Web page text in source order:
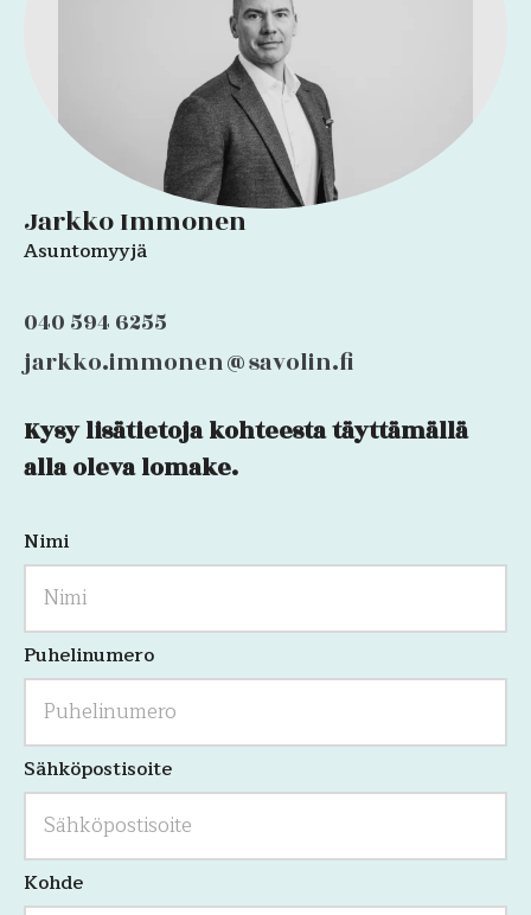
Jarkko Immonen
Asuntomyyjä
040 594 6255
jarkko.immonen@savolin.fi
Comments
Kenttä
on
validointitarkoituksiin
tulee
jättää
koskemattomaksi.
Kysy lisätietoja kohteesta täyttämällä
alla oleva lomake.
Nimi
Puhelinumero
Sähköpostisoite
Kohde